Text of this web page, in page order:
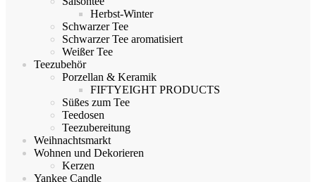
Herbst-Winter
Schwarzer Tee
Schwarzer Tee aromatisiert
Weißer Tee
Teezubehör
Porzellan & Keramik
FIFTYEIGHT PRODUCTS
Süßes zum Tee
Teedosen
Teezubereitung
Weihnachtsmarkt
Wohnen und Dekorieren
Kerzen
Yankee Candle